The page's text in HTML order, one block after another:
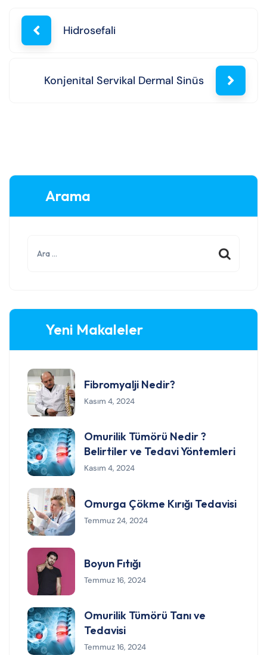
Hidrosefali
Konjenital Servikal Dermal Sinüs
Arama
Yeni Makaleler
Fibromyalji Nedir?
Kasım 4, 2024
Omurilik Tümörü Nedir ?
Belirtiler ve Tedavi Yöntemleri
Kasım 4, 2024
Omurga Çökme Kırığı Tedavisi
Temmuz 24, 2024
Boyun Fıtığı
Temmuz 16, 2024
Omurilik Tümörü Tanı ve
Tedavisi
Temmuz 16, 2024